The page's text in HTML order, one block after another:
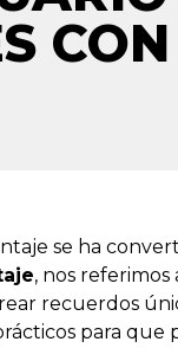
se ha
, nos
recuerdos
para que